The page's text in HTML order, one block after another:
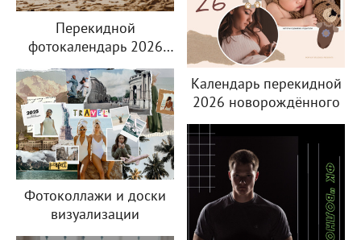
Перекидной
фотокалендарь 2026
года с путешествиями
молодой пары
Календарь перекидной
2026 новорождённого
Фотоколлажи и доски
визуализации